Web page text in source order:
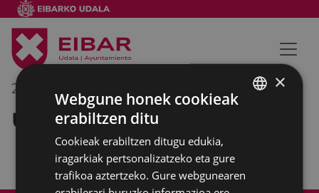
2017/10/19
Udaleko barne bilera
×
Webgune honek cookieak
erabiltzen ditu
Cookieak erabiltzen ditugu edukia,
iragarkiak pertsonalizatzeko eta gure
trafikoa aztertzeko. Gure webgunearen